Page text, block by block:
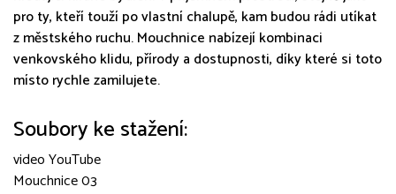
pro ty, kteří touží po vlastní chalupě, kam budou rádi utíkat
z městského ruchu. Mouchnice nabízejí kombinaci
venkovského klidu, přírody a dostupnosti, díky které si toto
místo rychle zamilujete.
Soubory ke stažení:
video YouTube
Mouchnice 03